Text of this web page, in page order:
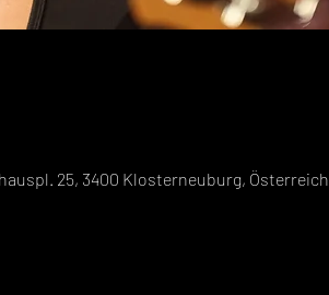
25, 3400 Klosterneuburg, Österreich